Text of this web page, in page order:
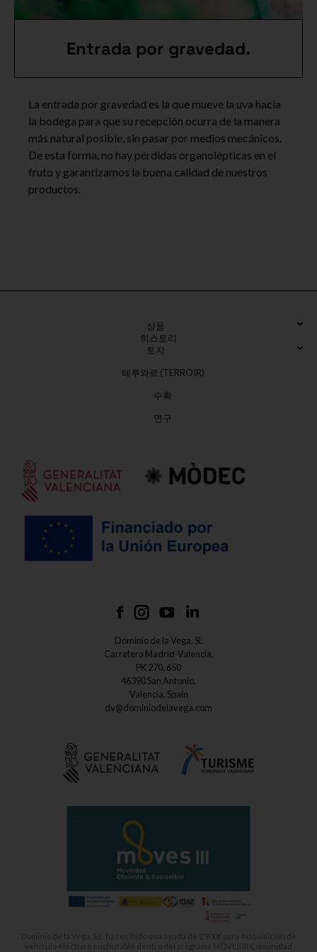
Entrada por gravedad.
La entrada por gravedad es la que mueve la uva hacia
la bodega para que su recepción ocurra de la manera
más natural posible, sin pasar por medios mecánicos.
De esta forma, no hay pérdidas organolépticas en el
fruto y garantizamos la buena calidad de nuestros
productos.
상품
히스토리
토지
테루와르 (TERROIR)
수확
연구
Dominio de la Vega, SL
Carretera Madrid-Valencia,
PK 270, 650
46390 San Antonio,
Valencia, Spain
dv@dominiodelavega.com
Dominio de la Vega, S.L. ha recibido una ayuda de 2.900€ para Adquisición de
vehículo eléctrico enchufable dentro del programa MOVES III Comunidad